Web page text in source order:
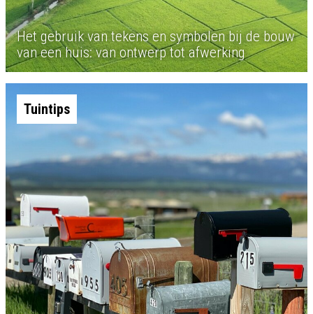
Het gebruik van tekens en symbolen bij de bouw
van een huis: van ontwerp tot afwerking
Tuintips